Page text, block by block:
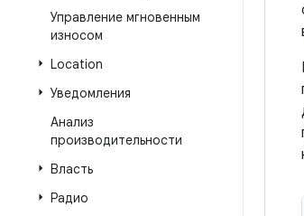
Управление мгновенным
износом
Location
Уведомления
Анализ
производительности
Власть
Радио